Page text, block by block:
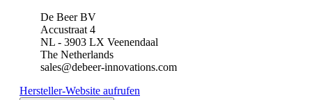
De Beer BV
Accustraat 4
NL - 3903 LX Veenendaal
The Netherlands
sales@debeer-innovations.com
Hersteller-Website aufrufen